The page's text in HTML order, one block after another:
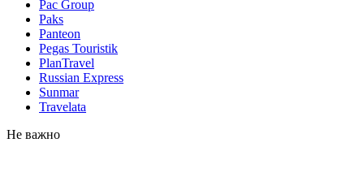
Pac Group
Paks
Panteon
Pegas Touristik
PlanTravel
Russian Express
Sunmar
Travelata
Не важно